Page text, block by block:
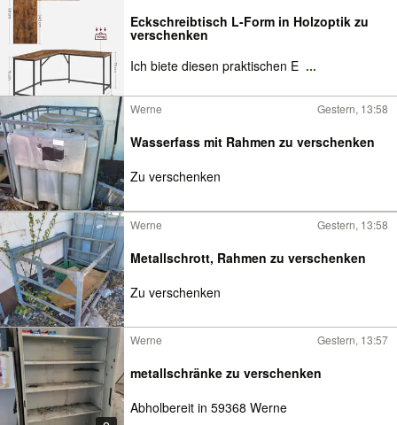
Eckschreibtisch L-Form in Holzoptik zu
verschenken
Ich biete diesen praktischen E ...
Werne Gestern, 13:58
Wasserfass mit Rahmen zu verschenken
Zu verschenken
Werne Gestern, 13:58
Metallschrott, Rahmen zu verschenken
Zu verschenken
Werne Gestern, 13:57
metallschränke zu verschenken
Abholbereit in 59368 Werne